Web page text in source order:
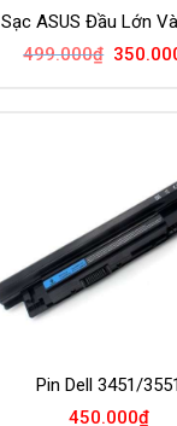
Sạc ASUS Đầu Lớn
499.000₫ Giá
Pin Dell 3451/3551
450.000₫